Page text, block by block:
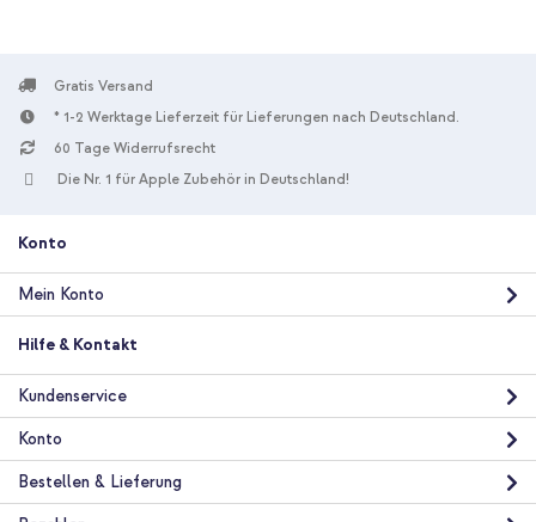
Kostenloser Versand
Versand
imoshion Design Hülle mit Band Samsung Galaxy S22 Plus -
Kabel in Fabrikverpackung - 1.8 meter - 25 Watt - Schwarz
Gratis Versand
* 1-2 Werktage Lieferzeit für Lieferungen nach Deutschland.
60 Tage Widerrufsrecht
Die Nr. 1 für Apple Zubehör in Deutschland!
Konto
Mein Konto
Hilfe & Kontakt
Kundenservice
Konto
Bestellen & Lieferung